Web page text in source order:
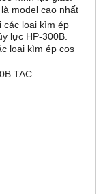
là model cao nhất
các loại kìm ép
lực HP-300B.
loại kìm ép cos
TAC